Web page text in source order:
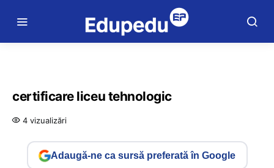
certificare liceu tehnologic
4 vizualizări
Adaugă-ne ca sursă preferată în Google